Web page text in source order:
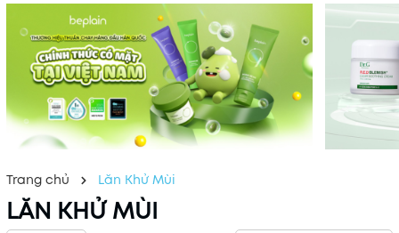
Trang chủ Lăn Khử Mùi
LĂN KHỬ MÙI